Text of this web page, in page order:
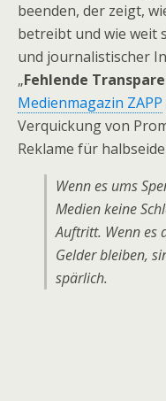
beenden, der zeigt,
betreibt und wie weit
und journalistischer
„Fehlende
Medienmagazin ZAPP
Verquickung von
Reklame für
Wenn es ums
Medien keine
Auftritt. Wenn es
Gelder bleiben,
spärlich.